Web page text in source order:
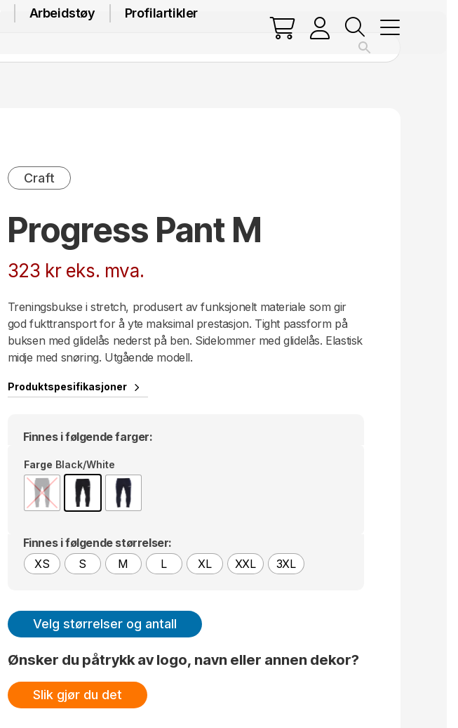
Arbeidstøy
Profilartikler
Craft
Progress Pant M
323 kr eks. mva.
Treningsbukse i stretch, produsert av funksjonelt materiale som gir
god fukttransport for å yte maksimal prestasjon. Tight passform på
buksen med glidelås nederst på ben. Sidelommer med glidelås. Elastisk
midje med snøring. Utgående modell.
Produktspesifikasjoner
Finnes i følgende farger:
Farge Black/White
Finnes i følgende størrelser:
XS
S M L XL XXL 3XL
Velg størrelser og antall
Ønsker du påtrykk av logo, navn eller annen dekor?
Slik gjør du det